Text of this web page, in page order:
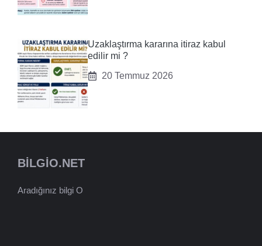
Uzaklaştırma kararına itiraz kabul
edilir mi ?
20 Temmuz 2026
BILGIO.NET
Aradığınız bilgi O